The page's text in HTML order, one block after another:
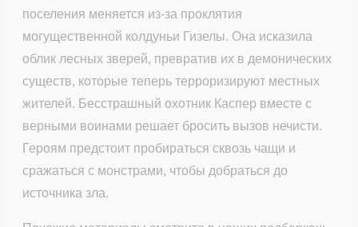
поселения меняется из-за проклятия
могущественной колдуньи Гизелы. Она исказила
облик лесных зверей, превратив их в демонических
существ, которые теперь терроризируют местных
жителей. Бесстрашный охотник Каспер вместе с
верными воинами решает бросить вызов нечисти.
Героям предстоит пробираться сквозь чащи и
сражаться с монстрами, чтобы добраться до
источника зла.